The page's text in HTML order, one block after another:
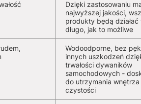
Dzięki zastosowaniu
najwyższej jakości,
produkty będą działać
długo, jak to możliwe
Wodoodporne, bez
innych uszkodzeń
trwałości dywaników
samochodowych -
do utrzymania wnętrza
czystości